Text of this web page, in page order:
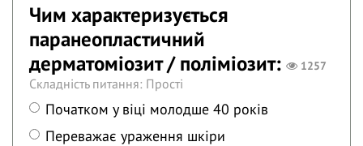
Чим характеризується
паранеопластичний
дерматоміозит / поліміозит:
1257
Складність питання: Прості
Початком у віці молодше 40 років
Переважає ураження шкіри